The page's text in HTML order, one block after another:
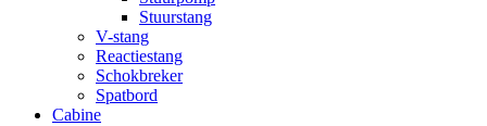
Stuurstang
V-stang
Reactiestang
Schokbreker
Spatbord
Cabine